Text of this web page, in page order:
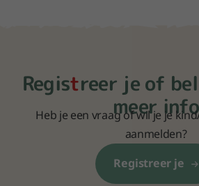
Registreer je of
meer info
Heb je een vraag of wil je je
aanmelden?
Registreer je